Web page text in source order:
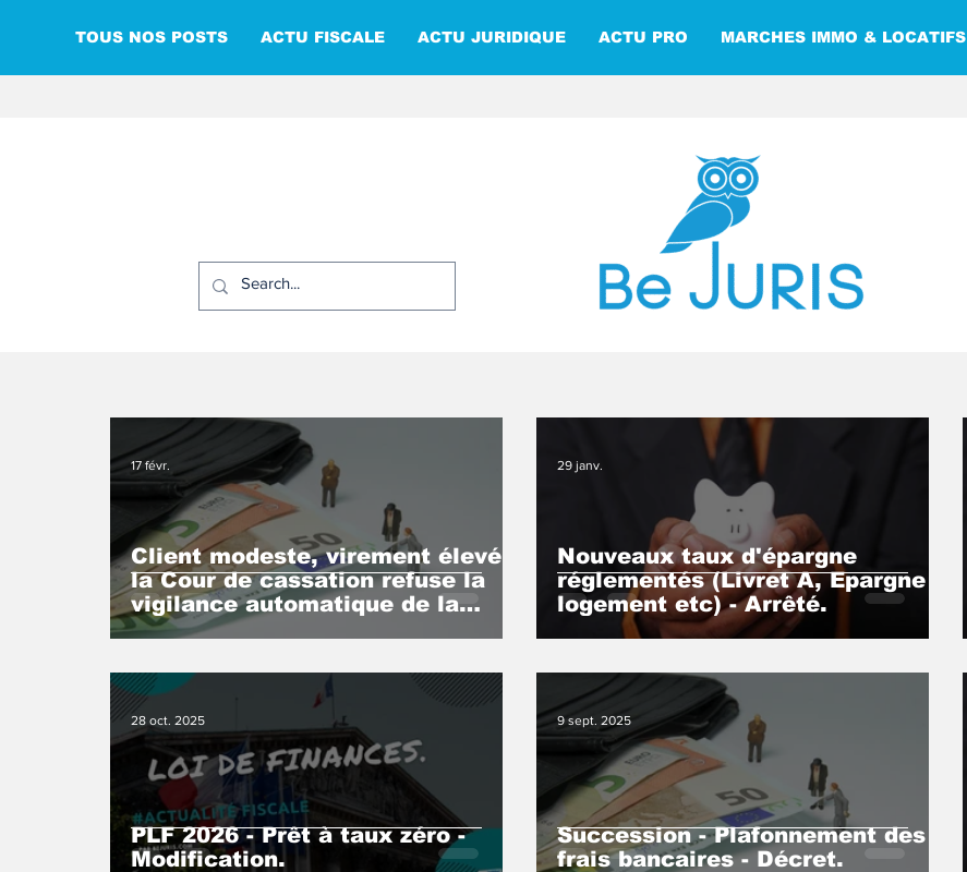
TOUS NOS POSTS ACTU FISCALE ACTU JURIDIQUE ACTU PRO MARCHES IMMO & LOCATIFS
Client modeste, virement élevé :
la Cour de cassation refuse la
vigilance automatique de la
banque.
17 févr.
Nouveaux taux d'épargne
réglementés (Livret A, Epargne
logement etc) - Arrêté.
29 janv.
PLF 2026 - Prêt à taux zéro -
Modification.
28 oct. 2025
Succession - Plafonnement des
frais bancaires - Décret.
9 sept. 2025